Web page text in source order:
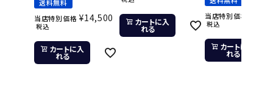
送料無料
当店特別価格 ¥14,500
税込
カートに入
れる
カートに入
れる
当店特別価格
税込
カートに入
れる